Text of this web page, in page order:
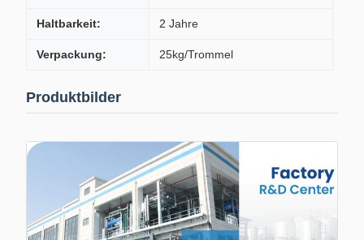
Haltbarkeit: 2 Jahre
Verpackung: 25kg/Trommel
Produktbilder